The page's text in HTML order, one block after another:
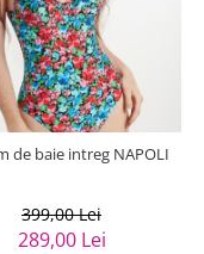
de baie intreg NAPOLI
399,00 Lei
289,00 Lei